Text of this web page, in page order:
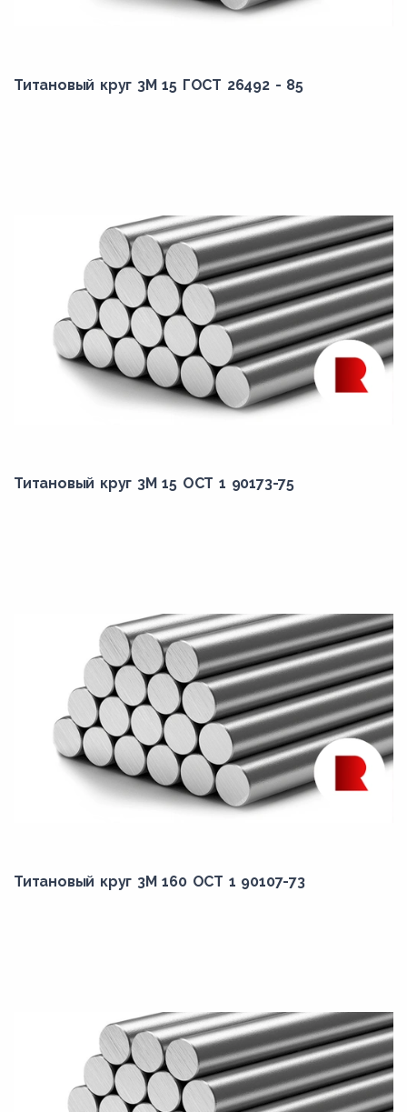
Титановый круг 3М 15 ГОСТ 26492 - 85
Титановый круг 3М 15 ОСТ 1 90173-75
Титановый круг 3М 160 ОСТ 1 90107-73